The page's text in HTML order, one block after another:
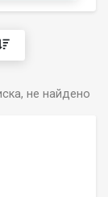
не найдено